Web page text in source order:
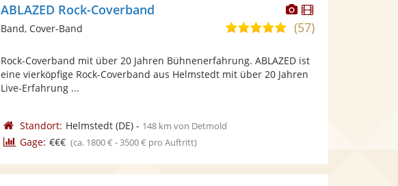
Dieser
Künstler
stellt
Fotos
bereit.
Dieser
Künstler
ABLAZED Rock-Coverband
4,9
5
Sternen
(57)
Band, Cover-Band
Rock-Coverband mit über 20 Jahren Bühnenerfahrung. ABLAZED ist
eine vierköpfige Rock-Coverband aus Helmstedt mit über 20 Jahren
Live-Erfahrung ...
Standort: Helmstedt(DE)- 148 km von Detmold
Gage: €€€ (ca. 1800 € - 3500 € pro Auftritt)